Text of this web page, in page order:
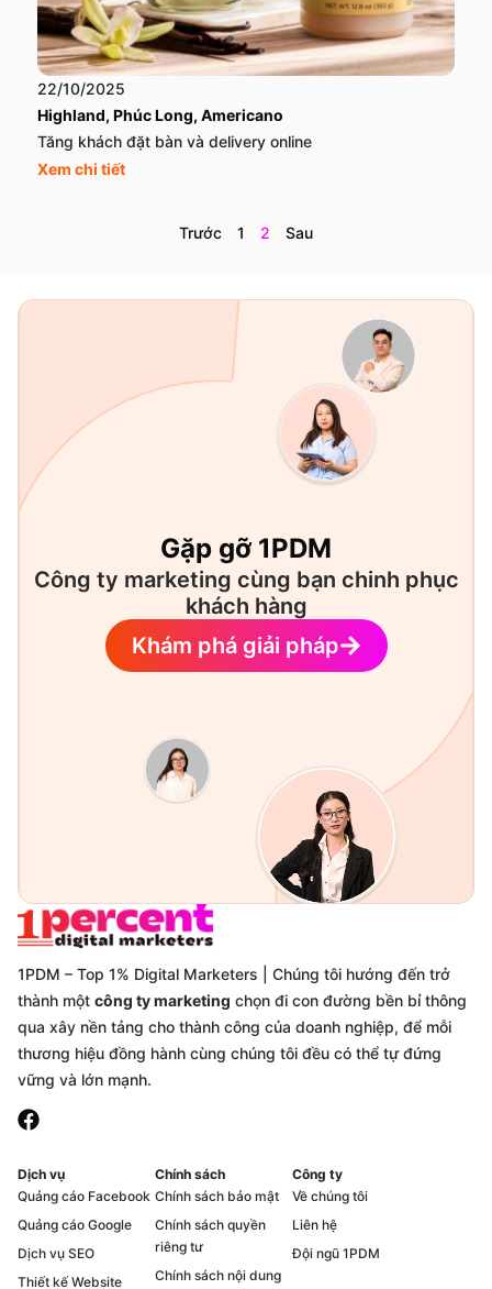
22/10/2025
Highland, Phúc Long, Americano
Tăng khách đặt bàn và delivery online
Xem chi tiết
Trước 1 2 Sau
Gặp gỡ 1PDM
Công ty marketing cùng bạn chinh phục
khách hàng
Khám phá giải pháp
1PDM – Top 1% Digital Marketers | Chúng tôi hướng đến trở
thành một công ty marketing chọn đi con đường bền bỉ thông
qua xây nền tảng cho thành công của doanh nghiệp, để mỗi
thương hiệu đồng hành cùng chúng tôi đều có thể tự đứng
vững và lớn mạnh.
Dịch vụ
Quảng cáo Facebook
Quảng cáo Google
Dịch vụ SEO
Thiết kế Website
Chính sách
Chính sách bảo mật
Chính sách quyền
riêng tư
Chính sách nội dung
Công ty
Về chúng tôi
Liên hệ
Đội ngũ 1PDM